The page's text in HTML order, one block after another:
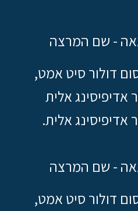
- שם המרצה
דולור סיט אמט,
אדיפיסינג אלית
אדיפיסינג אלית.
- שם המרצה
דולור סיט אמט,